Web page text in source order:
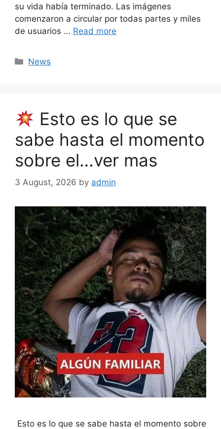
su vida había terminado. Las imágenes
comenzaron a circular por todas partes y miles
de usuarios … Read more
Categories
News
Esto es lo que se
sabe hasta el momento
sobre el…ver mas
3 August, 2026 by admin
Esto es lo que se sabe hasta el momento sobre